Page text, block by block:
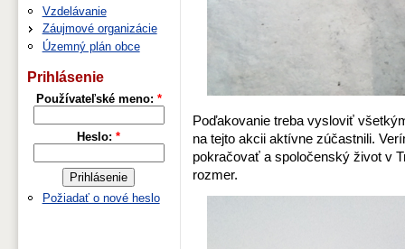
Poďakovanie treba vysloviť
na tejto akcii aktívne zúčastnili.
pokračovať a spoločenský život v
rozmer.
Vzdelávanie
Záujmové organizácie
Územný plán obce
Prihlásenie
Používateľské meno: *
Heslo: *
Požiadať o nové heslo